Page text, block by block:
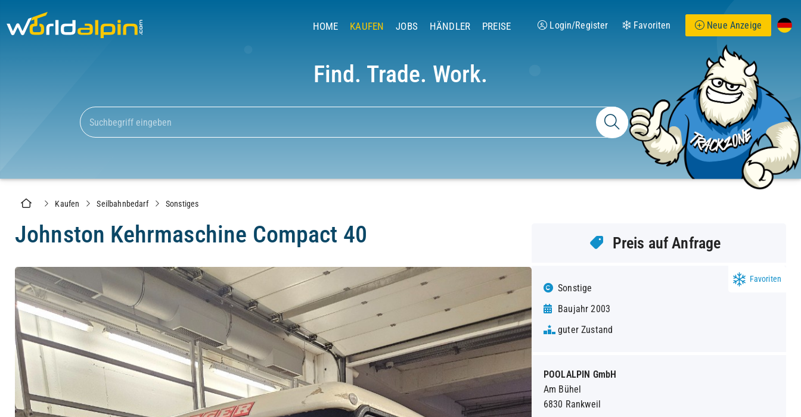
Login/Register Favoriten Neue Anzeige
HOME KAUFEN JOBS HÄNDLER PREISE
Find. Trade. Work.
Kaufen Seilbahnbedarf Sonstiges
Johnston Kehrmaschine Compact 40 Preis auf Anfrage
Favoriten
Sonstige
Baujahr 2003
guter Zustand
POOLALPIN GmbH
Am Bühel
6830 Rankweil